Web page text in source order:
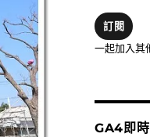
件
位
訂閱
一起加入其
GA4即